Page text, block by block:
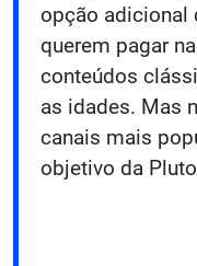
opção adicional
querem pagar
conteúdos
as idades. Mas
canais mais
objetivo da